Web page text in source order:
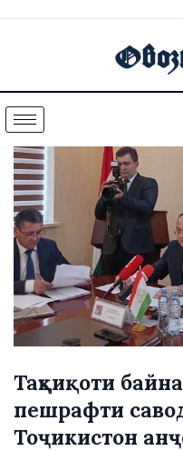
Таҳқиқоти
пешрафти
Тоҷикистон